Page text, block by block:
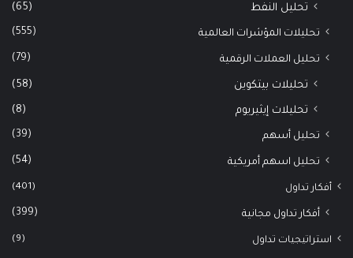
تحليل النفط (65)
تحليلات المؤشرات العالمية (555)
تحليل العملات الرقمية (79)
تحليلات بيتكوين (58)
تحليلات إيثيريوم (8)
تحليل أسهم (39)
تحليل اسهم أمريكية (54)
أفكار تداول (401)
أفكار تداول مجانية (399)
استراتيجيات تداول (9)